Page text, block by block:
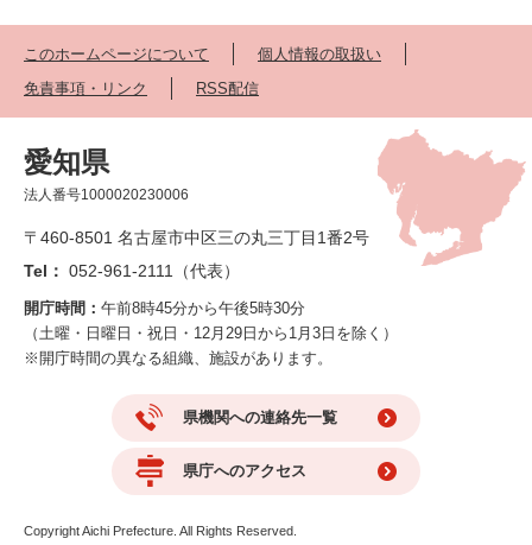
このホームページについて
個人情報の取扱い
免責事項・リンク
RSS配信
愛知県
法人番号1000020230006
〒460-8501 名古屋市中区三の丸三丁目1番2号
Tel： 052-961-2111（代表）
開庁時間： 午前8時45分から午後5時30分
（土曜・日曜日・祝日・12月29日から1月3日を除く）
※開庁時間の異なる組織、施設があります。
県機関への連絡先一覧
県庁へのアクセス
Copyright Aichi Prefecture. All Rights Reserved.